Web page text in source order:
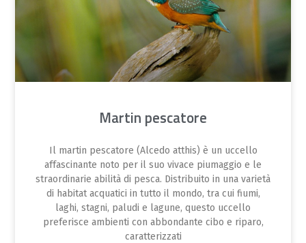
Martin pescatore
Il martin pescatore (Alcedo atthis) è un uccello
affascinante noto per il suo vivace piumaggio e le
straordinarie abilità di pesca. Distribuito in una varietà
di habitat acquatici in tutto il mondo, tra cui fiumi,
laghi, stagni, paludi e lagune, questo uccello
preferisce ambienti con abbondante cibo e riparo,
caratterizzati